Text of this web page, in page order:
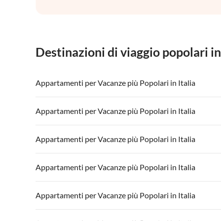
Destinazioni di viaggio popolari
Appartamenti per Vacanze più Popolari in Italia
Appartamenti per Vacanze in Italia
Appartamenti per Vacanze in Lago di Garda
Appartamenti per Vacanze più Popolari in Italia
Appartamenti per Vacanze in Italia
Appartamenti per Vacanze in Lago di Garda
Appartamenti per Vacanze più Popolari in Italia
Appartamenti per Vacanze in Italia
Appartamenti per Vacanze in Lago di Garda
Appartamenti per Vacanze più Popolari in Italia
Appartamenti per Vacanze in Italia
Appartamenti per Vacanze in Lago di Garda
Appartamenti per Vacanze più Popolari in Italia